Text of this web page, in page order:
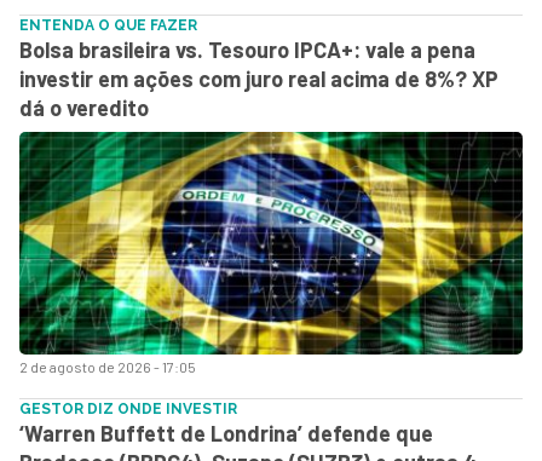
2 de agosto de 2026 - 17:05
ENTENDA O QUE FAZER
Bolsa brasileira vs. Tesouro IPCA+: vale a pena
investir em ações com juro real acima de 8%? XP
dá o veredito
GESTOR DIZ ONDE INVESTIR
‘Warren Buffett de Londrina’ defende que